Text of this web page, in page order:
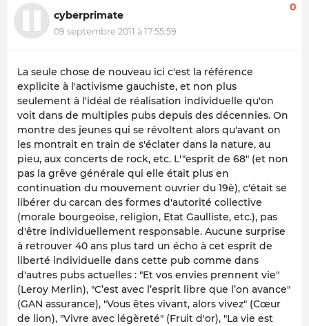
cyberprimate
09 septembre 2011 à 17:55:59
0
La seule chose de nouveau ici c'est la référence
explicite à l'activisme gauchiste, et non plus
seulement à l'idéal de réalisation individuelle qu'on
voit dans de multiples pubs depuis des décennies. On
montre des jeunes qui se révoltent alors qu'avant on
les montrait en train de s'éclater dans la nature, au
pieu, aux concerts de rock, etc. L'"esprit de 68" (et non
pas la grêve générale qui elle était plus en
continuation du mouvement ouvrier du 19è), c'était se
libérer du carcan des formes d'autorité collective
(morale bourgeoise, religion, Etat Gaulliste, etc.), pas
d'être individuellement responsable. Aucune surprise
à retrouver 40 ans plus tard un écho à cet esprit de
liberté individuelle dans cette pub comme dans
d'autres pubs actuelles : "Et vos envies prennent vie"
(Leroy Merlin), "C’est avec l’esprit libre que l’on avance"
(GAN assurance), "Vous êtes vivant, alors vivez" (Cœur
de lion), "Vivre avec légèreté" (Fruit d'or), "La vie est